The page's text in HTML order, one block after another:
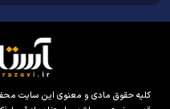
کلیه حقوق مادی و معنوی این سایت